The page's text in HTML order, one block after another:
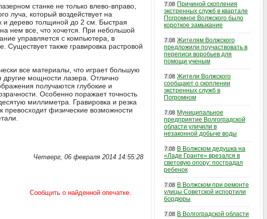
станке не только влево-вправо,
луча, который воздействует на
и дерево толщиной до 2 см. Быстрая
нем все, что хочется. При небольшой
управляется с компьютера, в
также гравировка растровой
все материалы, что играет большую
другие мощности лазера. Отлично
получаются глубокие и
Особенно поражает точность
миллиметра. Гравировка и резка
превосходит физические возможности
Четверг, 06 февраля 2014 14:55:28
7.08 Причиной скопления
экстренных служб в квартале
Погромное Волжского было
короткое замыкание
7.08 Жителям Волжского
предложили поучаствовать в
переписи воробьев для
помощи ученым
7.08 Жители Волжского
сообщают о скоплении
экстренных служб в
Погромном
7.08 Муниципальное
предприятие Волгоградской
области уличили в
незаконной добыче воды
7.08 В Волжском дедушка на
«Ладе Гранте» врезался в
световую опору: пострадал
ребенок
7.08 В Волжском при ремонте
улицы Советской испортили
бордюры
7.08 В Волгоградской области